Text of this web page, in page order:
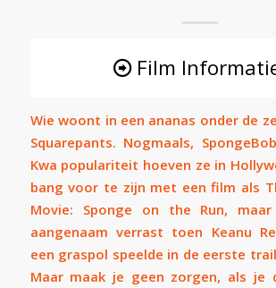
Film
Wie woont in een ananas onder de
Squarepants. Nogmaals,
Kwa populariteit hoeven ze in
bang voor te zijn met een film als
Movie: Sponge on the Run,
aangenaam verrast toen Keanu
een graspol speelde in de eerste
Maar maak je geen zorgen, als je